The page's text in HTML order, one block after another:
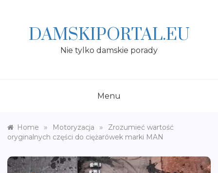
DAMSKIPORTAL.EU
Nie tylko damskie porady
Menu
Home » Motoryzacja »
Zrozumieć wartość
oryginalnych części do ciężarówek marki MAN